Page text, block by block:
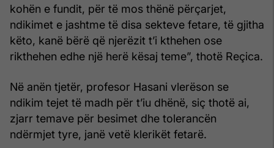
kohën e fundit, për të mos thënë përçarjet,
ndikimet e jashtme të disa sekteve fetare, të gjitha
këto, kanë bërë që njerëzit t’i kthehen ose
rikthehen edhe një herë kësaj teme”, thotë Reçica.
Në anën tjetër, profesor Hasani vlerëson se
ndikim tejet të madh për t’iu dhënë, siç thotë ai,
zjarr temave për besimet dhe tolerancën
ndërmjet tyre, janë vetë klerikët fetarë.